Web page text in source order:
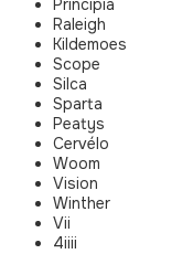
Principia
Raleigh
Kildemoes
Scope
Silca
Sparta
Peatys
Cervélo
Woom
Vision
Winther
Vii
4iiii